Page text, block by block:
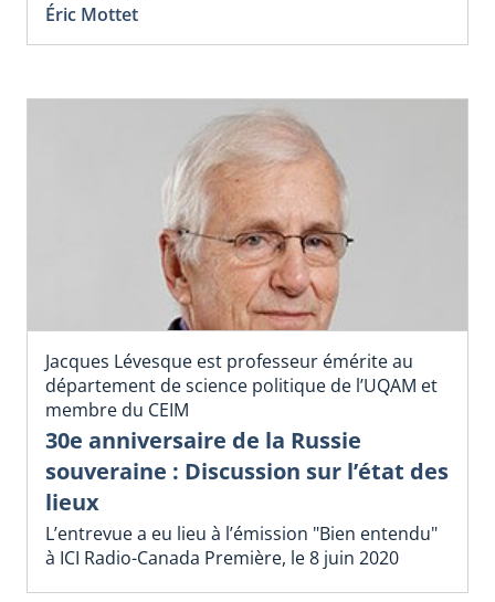
Éric Mottet
Jacques Lévesque est professeur émérite au
département de science politique de l’UQAM et
membre du CEIM
30e anniversaire de la Russie
souveraine : Discussion sur l’état des
lieux
L’entrevue a eu lieu à l’émission "Bien entendu"
à ICI Radio-Canada Première, le 8 juin 2020